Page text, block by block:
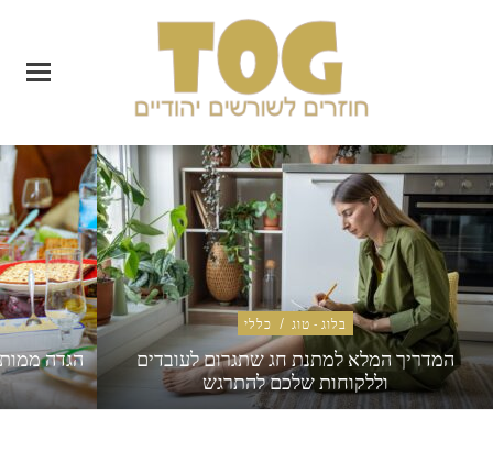
בלוג - טוג / כללי
המדריך המלא למתנת חג שתגרום לעובדים
וללקוחות שלכם להתרגש
הגדה